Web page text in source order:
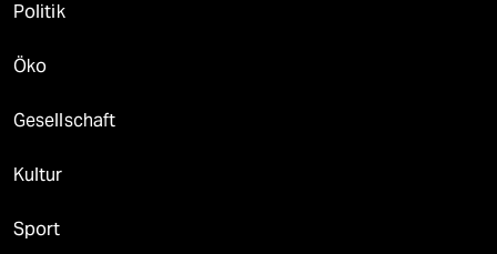
Politik
Öko
Gesellschaft
Kultur
Sport